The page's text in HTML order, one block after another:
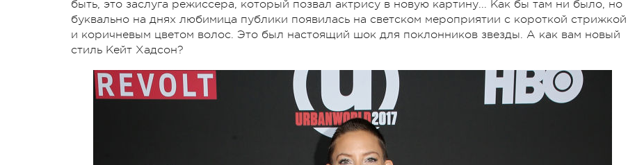
быть, это заслуга режиссера, который позвал актрису в новую картину... Как бы там ни было, но
буквально на днях любимица публики появилась на светском мероприятии с короткой стрижкой
и коричневым цветом волос. Это был настоящий шок для поклонников звезды. А как вам новый
стиль Кейт Хадсон?